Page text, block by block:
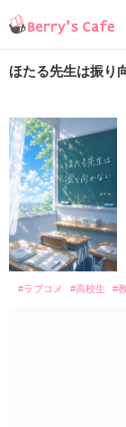
ほたる先生は振り
#ラブコメ #高校生 #